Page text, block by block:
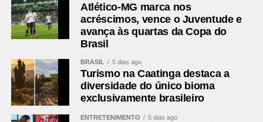
Atlético-MG marca nos
acréscimos, vence o Juventude e
avança às quartas da Copa do
Brasil
BRASIL 5 dias ago
Turismo na Caatinga destaca a
diversidade do único bioma
exclusivamente brasileiro
ENTRETENIMENTO 5 dias ago